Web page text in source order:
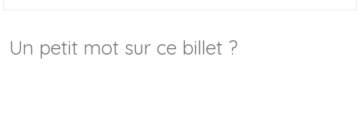
Un petit mot sur ce billet ?